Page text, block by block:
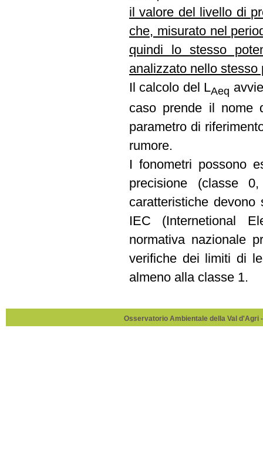
il valore del livello di
che, misurato nel
quindi lo stesso
analizzato nello stesso
Il calcolo del LAeq
caso prende il
parametro di
rumore.
I fonometri possono
precisione (classe
caratteristiche
IEC (Internetional
normativa nazionale
verifiche dei limiti di
almeno alla classe 1.
Osservatorio Ambientale della Val d'Agri